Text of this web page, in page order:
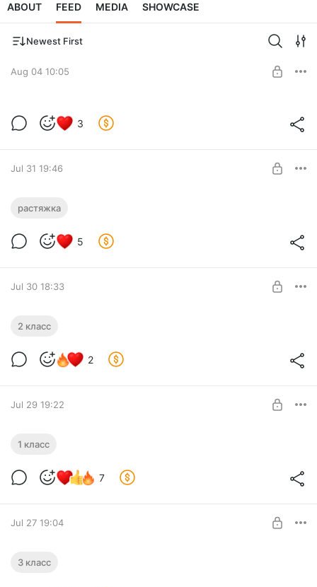
ABOUT FEED MEDIA SHOWCASE
Newest First
Aug 04 10:05
3
Jul 31 19:46
Растяжка
Максимальная подписка. Maxi.
растяжка
5
Jul 30 18:33
Второй класс
Расширенная подписка. Extended.
2 класс
2
Jul 29 19:22
Первый класс
Level required:
Базовый. Basic
1 класс
7
Jul 27 19:04
Третий класс
3 класс